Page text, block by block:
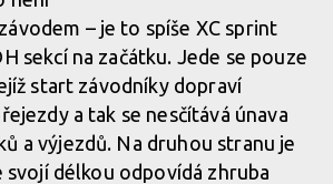
– je to spíše XC sprint
sekcí na začátku. Jede se pouze
start závodníky dopraví
a tak se nesčítává únava
a výjezdů. Na druhou stranu je
svojí délkou odpovídá zhruba